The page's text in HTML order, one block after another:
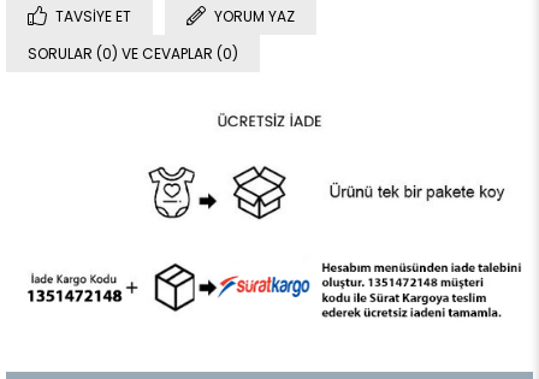
TAVSIYE ET
YORUM YAZ
SORULAR (0) VE CEVAPLAR (0)